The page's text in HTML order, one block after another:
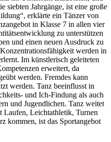
siebten Jahrgänge, ist eine große
erklärte ein Tänzer von
in Klasse 7 in allen vier
zu unterstützen
und einen neuen Ausdruck zu
werden in
Im künstlerisch geleiteten
erweitert, da
werden. Fremdes kann
werden. Tanz beeinflusst in
und Ich-Findung als auch
und Jugendlichen. Tanz weitet
Leichtathletik, Turnen
kommen, ist das Sportangebot